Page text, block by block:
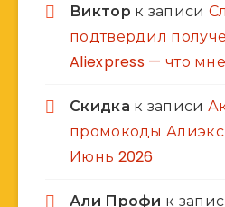
Виктор к записи
подтвердил
Aliexpress — что
Скидка к записи
промокоды
Июнь 2026
Али Профи к